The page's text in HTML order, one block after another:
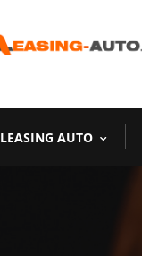
LEASING AUTO